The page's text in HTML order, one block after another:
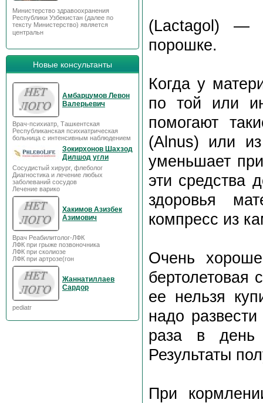
Министерство здравоохранения
Республики Узбекистан (далее по
тексту Министерство) является
центральн
Новые консультанты
Амбарцумов Левон
Валерьевич
Врач-психиатр, Ташкентская
Республиканская психиатрическая
больница с интенсивным наблюдением
Зокирхонов Шахзод
Дилшод угли
Сосудистый хирург, флеболог
Диагностика и лечение любых
заболеваний сосудов
Лечение варико
Хакимов Азизбек
Азимович
Врач Реабилитолог-ЛФК
ЛФК при грыже позвоночника
ЛФК при сколиозе
ЛФК при артрозе(гон
Жаннатиллаев
Сардор
pediatr
(Lactagol) —
порошке.
Когда у
по той или
помогают
(Alnus) или
уменьшает
эти средства
здоровья
компресс из
Очень
бертолетовая
ее нельзя
надо
раза в день
Результаты
При